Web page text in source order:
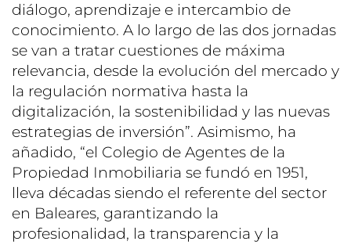
diálogo, aprendizaje e intercambio de
conocimiento. A lo largo de las dos jornadas
se van a tratar cuestiones de máxima
relevancia, desde la evolución del mercado y
la regulación normativa hasta la
digitalización, la sostenibilidad y las nuevas
estrategias de inversión”. Asimismo, ha
añadido, “el Colegio de Agentes de la
Propiedad Inmobiliaria se fundó en 1951,
lleva décadas siendo el referente del sector
en Baleares, garantizando la
profesionalidad, la transparencia y la